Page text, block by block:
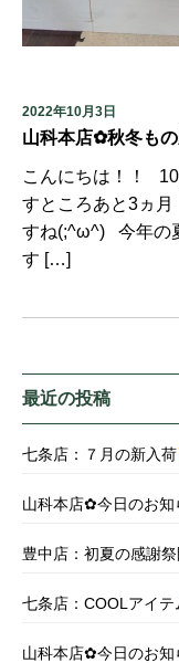
2022年10月3日
山科本店✿秋冬も
こんにちは！！
すところあと3ヵ
すね(;^ω^) 今年の
す […]
最近の投稿
七条店：７月の新入荷
山科本店✿今日のお知
豊中店：初夏の感謝祭
七条店：COOLアイテ
山科本店✿今日のお知